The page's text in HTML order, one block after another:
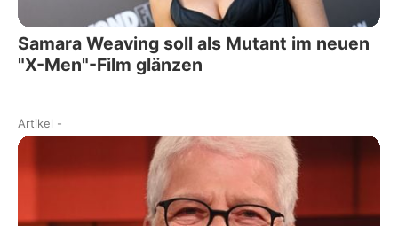
Samara Weaving soll als Mutant im neuen
"X-Men"-Film glänzen
Artikel -